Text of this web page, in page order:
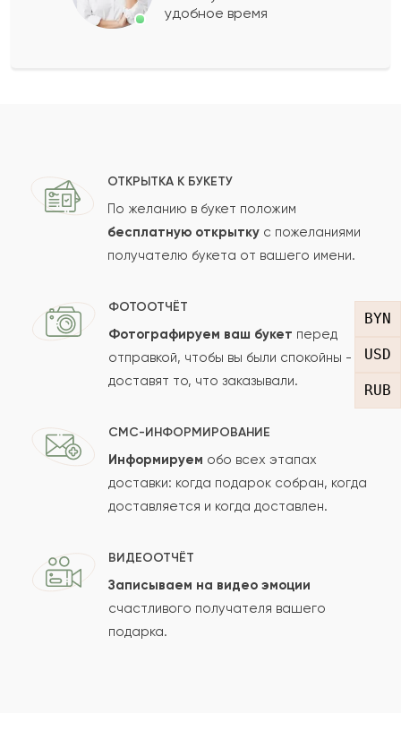
BYN
USD
RUB
Ваш e-mail
Отзыв
Сколько будет
Отзыв будет опубликован после проверки.
Проверяем на спам.
удобное время
ОТКРЫТКА К БУКЕТУ
По желанию в букет положим
бесплатную открытку с пожеланиями
получателю букета от вашего имени.
ФОТООТЧЁТ
Фотографируем ваш букет перед
отправкой, чтобы вы были спокойны -
доставят то, что заказывали.
СМС-ИНФОРМИРОВАНИЕ
Информируем обо всех этапах
доставки: когда подарок собран, когда
доставляется и когда доставлен.
ВИДЕООТЧЁТ
Записываем на видео эмоции
счастливого получателя вашего
подарка.